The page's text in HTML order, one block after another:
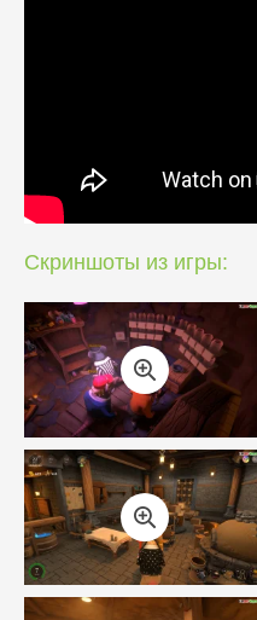
Скриншоты из игры: